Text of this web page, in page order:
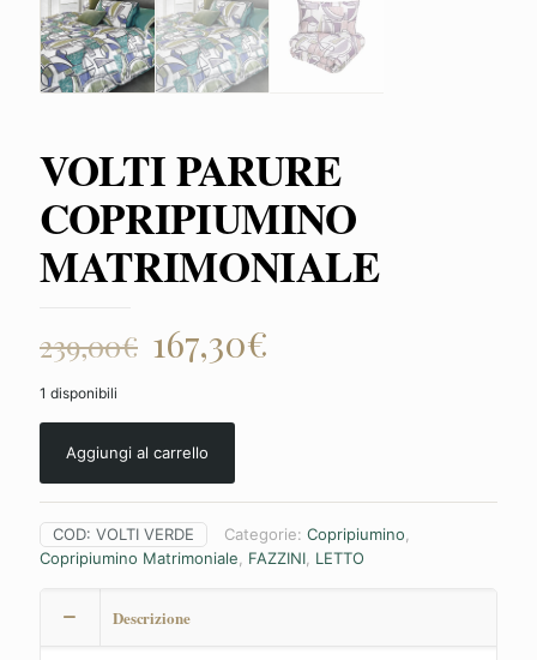
VOLTI PARURE
COPRIPIUMINO
MATRIMONIALE
239,00€ Il
prezzo
originale
era:
239,00€.
167,30€
1 disponibili
Aggiungi al carrello
COD: VOLTI VERDE Categorie: Copripiumino
Copripiumino Matrimoniale
FAZZINI LETTO
Descrizione